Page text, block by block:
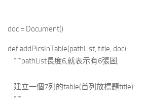
doc = Document()
def addPicsInTable(pathList, title, doc):
“””pathList長度6,就表示有6張圖,
建立一個7列的table(首列放標題title)
“””